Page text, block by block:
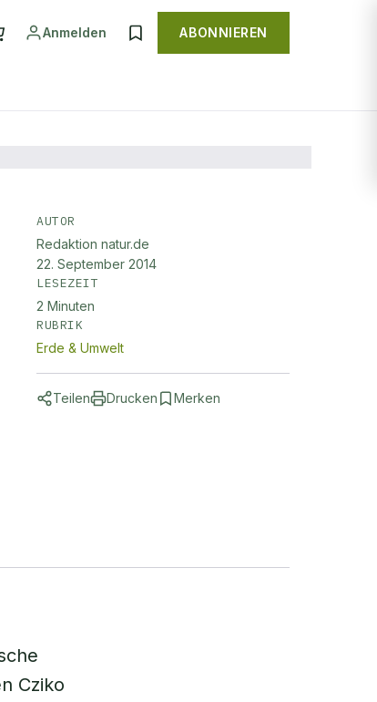
Anmelden ABONNIEREN
AUTOR
Redaktion natur.de
22. September 2014
LESEZEIT
2 Minuten
RUBRIK
Erde & Umwelt
Teilen Drucken Merken
Cziko